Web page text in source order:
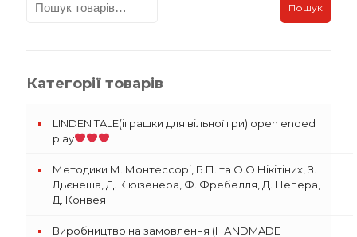
Пошук
Категорії товарів
LINDEN TALE(іграшки для вільної гри) open ended
play
Методики М. Монтессорі, Б.П. та О.О Нікітіних, З.
Дьєнеша, Д. К'юізенера, Ф. Фребелля, Д. Непера,
Д. Конвея
Виробництво на замовлення (НАNDMADE